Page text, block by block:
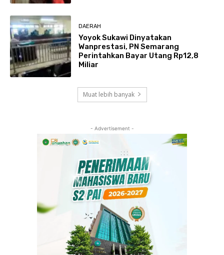
DAERAH
Yoyok Sukawi Dinyatakan
Wanprestasi, PN Semarang
Perintahkan Bayar Utang Rp12,8
Miliar
Muat lebih banyak
- Advertisement -